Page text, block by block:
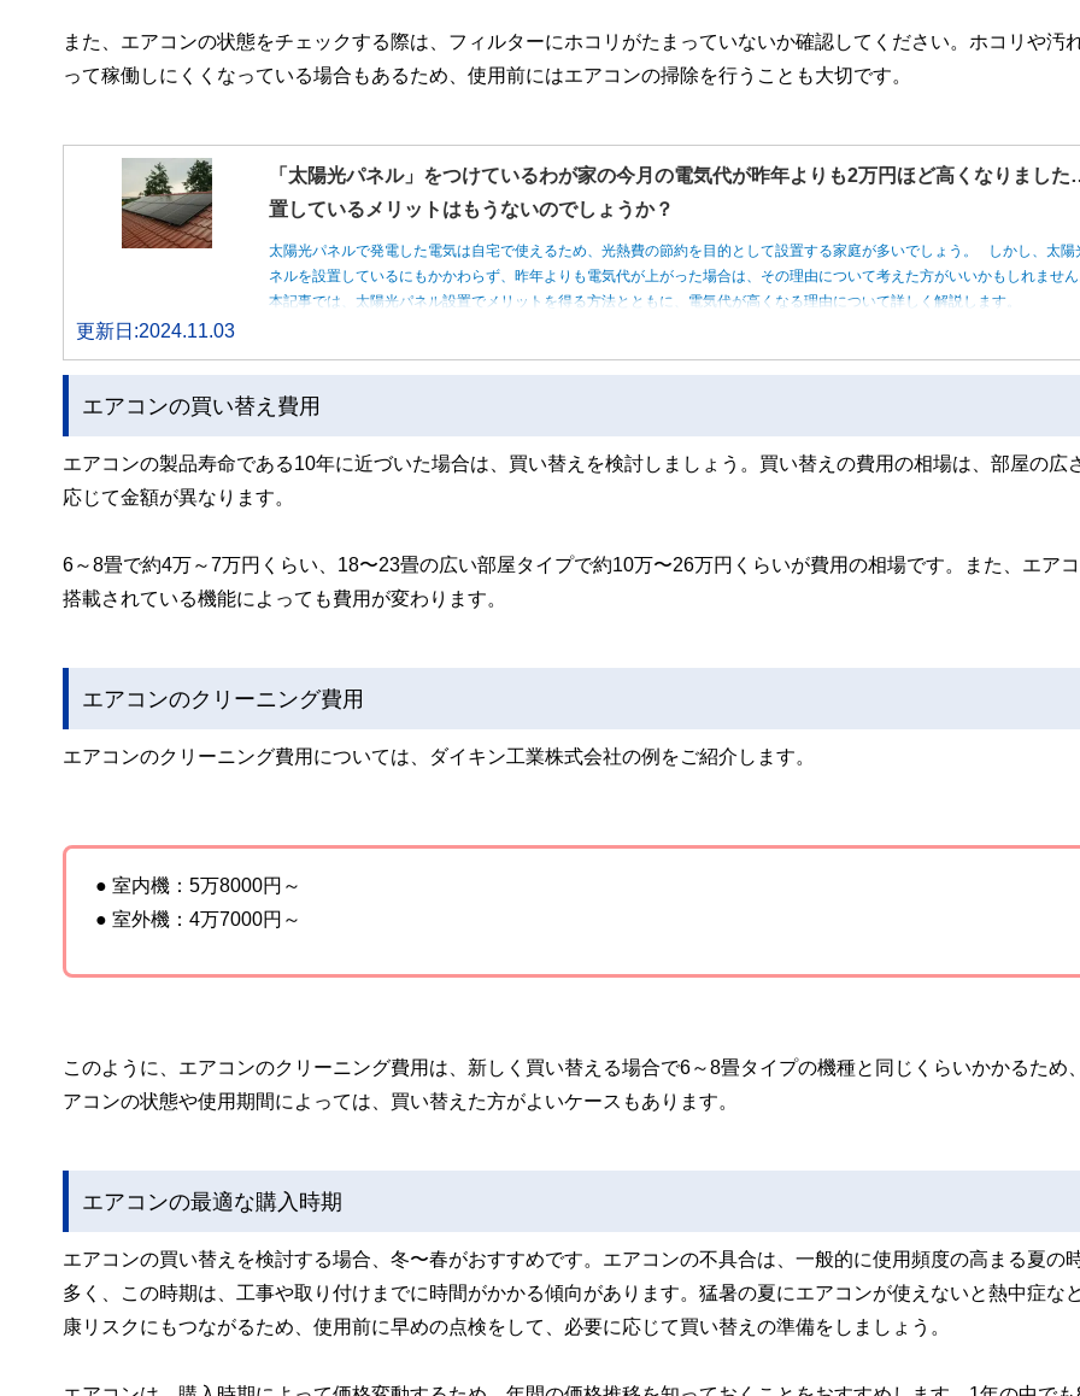
また、エアコンの状態をチェックする際は、フィルターにホコリがたまっていないか確認してください。ホコリや汚
って稼働しにくくなっている場合もあるため、使用前にはエアコンの掃除を行うことも大切です。
「太陽光パネル」をつけているわが家の今月の電気代が昨年よりも2万円ほど高くなりまし
置しているメリットはもうないのでしょうか？
太陽光パネルで発電した電気は自宅で使えるため、光熱費の節約を目的として設置する家庭が多いでしょう。 しかし、太陽
ネルを設置しているにもかかわらず、昨年よりも電気代が上がった場合は、その理由について考えた方がいいかもしれませ
本記事では、太陽光パネル設置でメリットを得る方法とともに、電気代が高くなる理由について詳しく解説します。
更新日:2024.11.03
エアコンの買い替え費用
エアコンの製品寿命である10年に近づいた場合は、買い替えを検討しましょう。買い替えの費用の相場は、部屋の広
応じて金額が異なります。
6～8畳で約4万～7万円くらい、18〜23畳の広い部屋タイプで約10万〜26万円くらいが費用の相場です。また、エア
搭載されている機能によっても費用が変わります。
エアコンのクリーニング費用
エアコンのクリーニング費用については、ダイキン工業株式会社の例をご紹介します。
● 室内機：5万8000円～
● 室外機：4万7000円～
このように、エアコンのクリーニング費用は、新しく買い替える場合で6～8畳タイプの機種と同じくらいかかるため
アコンの状態や使用期間によっては、買い替えた方がよいケースもあります。
エアコンの最適な購入時期
エアコンの買い替えを検討する場合、冬〜春がおすすめです。エアコンの不具合は、一般的に使用頻度の高まる夏の
多く、この時期は、工事や取り付けまでに時間がかかる傾向があります。猛暑の夏にエアコンが使えないと熱中症な
康リスクにもつながるため、使用前に早めの点検をして、必要に応じて買い替えの準備をしましょう。